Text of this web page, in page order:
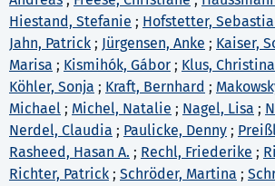
Hiestand, Stefanie ; Hofstetter,
Jahn, Patrick ; Jürgensen, Anke ; Kaiser,
Marisa ; Kismihók, Gábor ; Klus, Christina
Köhler, Sonja ; Kraft, Bernhard ;
Michael ; Michel, Natalie ; Nagel, Lisa ;
Nerdel, Claudia ; Paulicke, Denny ;
Rasheed, Hasan A. ; Rechl, Friederike ;
Richter, Patrick ; Schröder, Martina ;